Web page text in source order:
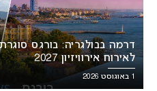
דרמה בבולגריה: בורגס
לאירוח אירוויזיון 2027
1 באוגוסט 2026